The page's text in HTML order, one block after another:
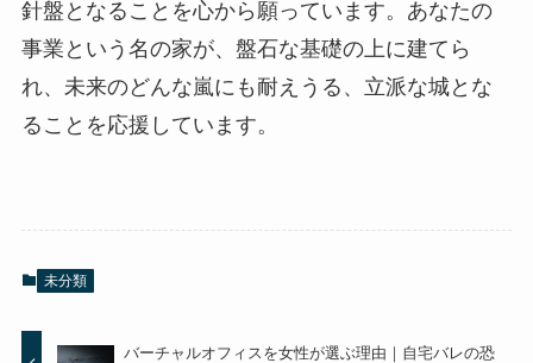
針盤となることを心から願っています。あなたの
事業という名の家が、盤石な基礎の上に建てら
れ、未来のどんな嵐にも耐えうる、立派な城とな
ることを応援しています。
未分類
バーチャルオフィスを女性が選ぶ理由｜自宅バレの恐